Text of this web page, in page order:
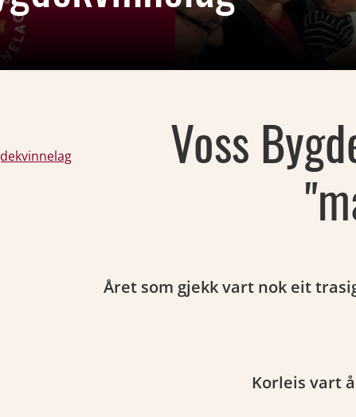
Voss
Året som gjekk vart nok eit
Korleis vart